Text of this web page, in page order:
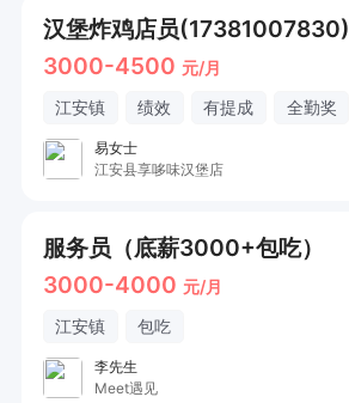
汉堡炸鸡店员(17381007830)
3000-4500 元/月
江安镇 绩效 有提成 全勤奖
易女士
江安县享哆味汉堡店
服务员（底薪3000+包吃）
3000-4000 元/月
江安镇 包吃
李先生
Meet遇见